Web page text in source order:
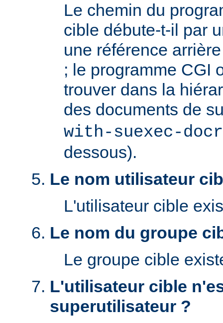
Le chemin du
cible débute-t-il par
une référence
; le programme CGI
trouver dans la
des documents de
with-suexec-
dessous).
Le nom utilisateur
L'utilisateur cible
Le nom du groupe
Le groupe cible
L'utilisateur cible
superutilisateur ?